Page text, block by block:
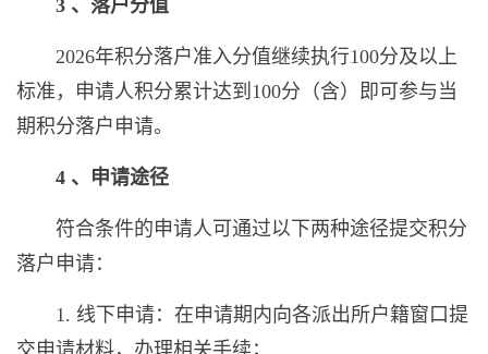
3 、落户分值
2026年积分落户准入分值继续执行100分及以上
标准，申请人积分累计达到100分（含）即可参与当
期积分落户申请。
4 、申请途径
符合条件的申请人可通过以下两种途径提交积分
落户申请：
1. 线下申请：在申请期内向各派出所户籍窗口提
交申请材料，办理相关手续；